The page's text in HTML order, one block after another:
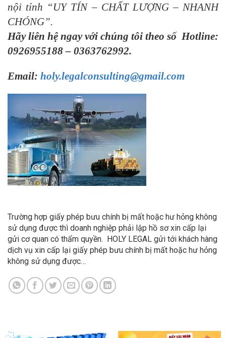
nội tỉnh “UY TÍN – CHẤT LƯỢNG – NHANH
CHÓNG”.
Hãy liên hệ ngay với chúng tôi theo số Hotline:
0926955188– 0363762992.
Email: holy.legalconsulting@gmail.com
Trường hợp giấy phép bưu chính bị mất hoặc hư hỏng không
sử dụng được thì doanh nghiệp phải lập hồ sơ xin cấp lại
gửi cơ quan có thẩm quyền. HOLY LEGAL gửi tới khách hàng
dịch vụ xin cấp lại giấy phép bưu chính bị mất hoặc hư hỏng
không sử dụng được…